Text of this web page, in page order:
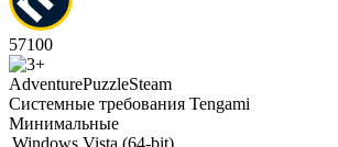
57100
AdventurePuzzleSteam
Системные требования Tengami
Минимальные
Windows Vista (64-bit)